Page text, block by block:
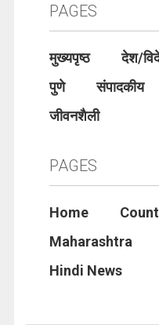
PAGES
मुख्यपृष्ठ देश/
पुणे
संपादकीय
जीवनशैली
PAGES
Home
Maharashtra
Hindi News